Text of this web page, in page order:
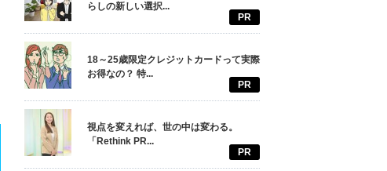
らしの新しい選択...
PR
18～25歳限定クレジットカードって実際
お得なの？ 特...
PR
視点を変えれば、世の中は変わる。
「Rethink PR...
PR